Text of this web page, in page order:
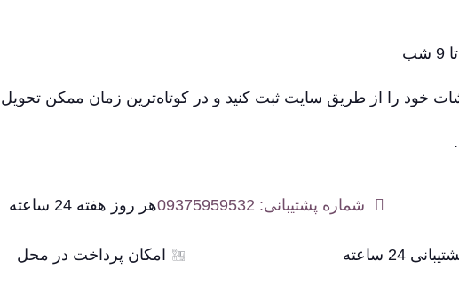
خود را از طریق سایت ثبت کنید و در کوتاه‌ترین زمان ممکن تحویل
شماره پشتیبانی: 09375959532 هر روز هفته 24 ساعته
24 ساعته امکان پرداخت در محل